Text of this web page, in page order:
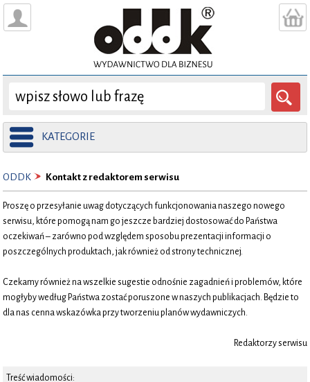
KATEGORIE
ODDK Kontakt z redaktorem serwisu
Proszę o przesyłanie uwag dotyczących funkcjonowania naszego nowego
serwisu, które pomogą nam go jeszcze bardziej dostosować do Państwa
oczekiwań – zarówno pod względem sposobu prezentacji informacji o
poszczególnych produktach, jak również od strony technicznej.
Czekamy również na wszelkie sugestie odnośnie zagadnień i problemów, które
mogłyby według Państwa zostać poruszone w naszych publikacjach. Będzie to
dla nas cenna wskazówka przy tworzeniu planów wydawniczych.
Redaktorzy serwisu
Treść wiadomości: